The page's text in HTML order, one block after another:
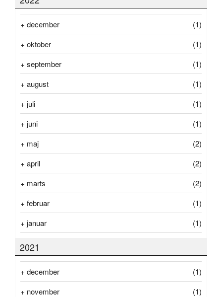
+ december
(1)
+ oktober
(1)
+ september
(1)
+ august
(1)
+ juli
(1)
+ juni
(1)
+ maj
(2)
+ april
(2)
+ marts
(2)
+ februar
(1)
+ januar (1)
2021
+ december
(1)
+ november
(1)